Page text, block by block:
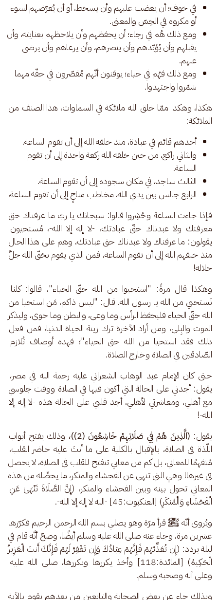
في خوف؛ أن يغضب عليهم وأن يسخط، أو أن يُعرّضهم لسوء
أو مكروه في الحِسّ والمعنى.
ومع ذلك هُم في رجاء؛ أن يحفظهم وأن يلاحظهم بعنايته، وأن
يقبلهم وأن يُؤيّدهم وأن ينصرهم، وأن يرعاهم وأن يرضى
عنهم.
ومع ذلك فهُم في حياء؛ يوقنون أنّهم مُقصّرون في حقّه مهما
شمّروا واجتهدوا.
هكذا، وهكذا ممّا خلق الله ملائكة في السماوات، هذا الصنف من
الملائكة:
أحدهم قائم في عبادة، منذ خلقه الله إلى أن تقوم الساعة.
والثاني راكع، من حين خلقه الله ركعة واحدة إلى أن تقوم
الساعة.
الثالث ساجد، في مكان سجوده إلى أن تقوم الساعة.
الرابع جالس بين يدي الله، مخاطب مناجٍ إلى أن تقوم الساعة،
فإذا جاءت الساعة وحُشِروا قالوا: سبحانك يا ربّ ما عرفناك حق
معرفتك ولا عبدناك حقّ عبادتك، -لا إله إلا الله-، مُستحيون
يقولون: ما عرفناك ولا عبدناك حق عبادتك، وهم على هذا الحال
منذ خلقهم الله إلى أن تقوم الساعة، فمن الذي يقوم بحَقّ الله جلَّ
جلاله!
وهكذا قال مرةً: "استحيوا من الله حقّ الحياء"، قالوا: كلنا
نَستحيي من الله يا رسول الله. قال: "ليس ذاكم، مَن استحيا من
الله حقّ الحياء فليحفظ الرأس وما وعى، والبطن وما حوى، وليذكر
الموت والبِلى، ومن أراد الآخرة ترك زينة الحياة الدنيا، فمن فعل
ذلك فقد استحيا من الله حق الحياء"؛ فهذه أوصاف تُلازم
الصّادقين في الصلاة وخارج الصلاة.
حتى كان الإمام عبد الوهاب الشعراني عليه رحمة الله في مصر،
يقول: أجدني على الحالة التي أكون فيها في الصلاة ووقت جلوسي
مع أهلي، ومعاشرتي لأهلي، أجد قلبي على الحالة هذه -لا إله إلا
الله-!
يقول: (الَّذِينَ هُمْ فِي صَلَاتِهِمْ خَاشِعُونَ (2))،
وذلك يفتح أبواب
اللّذة في الصلاة، بالإقبال بالكلية على ما أنتَ عليه حاضر القلب،
مُتفهمًا للمعاني، بل كم من معاني تنفتح للقلب في الصلاة، لا يحصل
في غيرها! وهي التي تنهى عن الفحشاء والمنكر، ما يحصِّله من هذه
المعاني تحول بينه وبين الفحشاء والمنكر، (إِنَّ الصَّلَاةَ تَنْهَىٰ عَنِ
الْفَحْشَاءِ وَالْمُنكَرِ) [العنكبوت:45] -الله لا إله إلا الله-.
ويُروى أنّه ﷺ قرأ مرّة وهو يصلي بسم الله الرحمن الرحيم فكرّرها
عشرين مرة، وجاء عنه صلى الله عليه وسلم أيضًا، وصحّ أنَّه قام في
ليلة يردد: (إِن تُعَذِّبْهُمْ فَإِنَّهُمْ عِبَادُكَ وَإِن تَغْفِرْ لَهُمْ فَإِنَّكَ أَنتَ الْعَزِيزُ
الْحَكِيمُ) [المائدة:118] وأخذ يكررها ويكررها، صلى الله عليه
وعلى آله وصحبه وسلم.
وبذلك جاء عن بعض الصحابة والتابعين من بعدهم يقوم بالآية